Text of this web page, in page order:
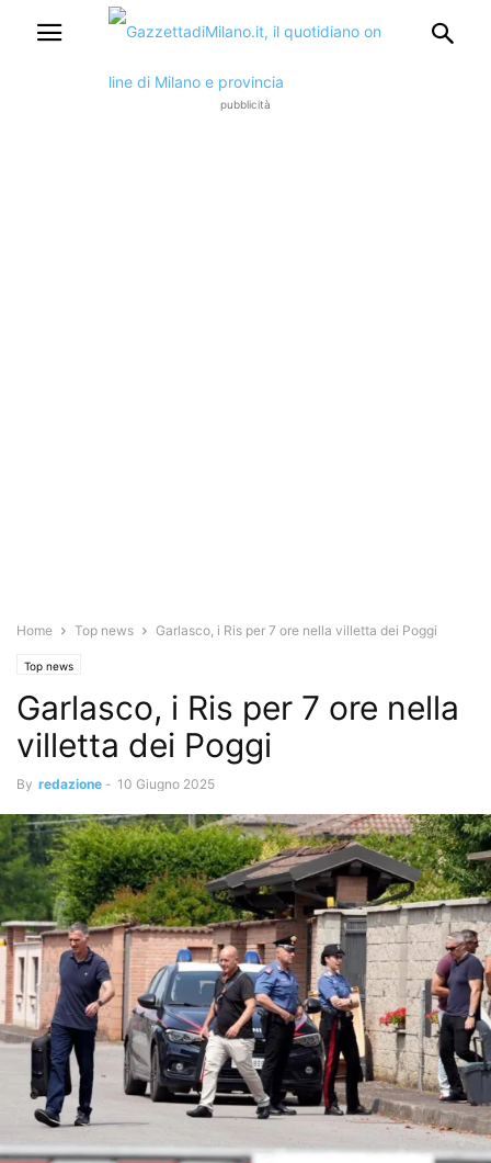
pubblicità
Home Top news Garlasco, i Ris per 7 ore nella villetta dei Poggi
Top news
Garlasco, i Ris per 7 ore nella
villetta dei Poggi
By redazione - 10 Giugno 2025